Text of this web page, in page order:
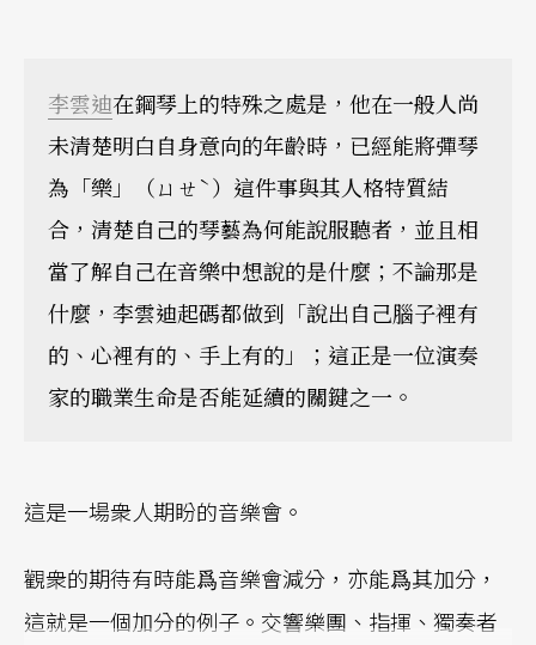
李雲迪在鋼琴上的特殊之處是，他在一般人尚
未清楚明白自身意向的年齡時，已經能將彈琴
為「樂」（ㄩㄝˋ）這件事與其人格特質結
合，清楚自己的琴藝為何能說服聽者，並且相
當了解自己在音樂中想說的是什麼；不論那是
什麼，李雲迪起碼都做到「說出自己腦子裡有
的、心裡有的、手上有的」；這正是一位演奏
家的職業生命是否能延續的關鍵之一。
這是一場衆人期盼的音樂會。
觀衆的期待有時能爲音樂會減分，亦能爲其加分，
這就是一個加分的例子。交響樂團、指揮、獨奏者